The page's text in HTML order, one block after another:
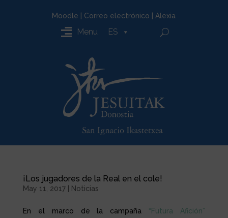
Moodle Correo electrónico Alexia
Menu ES
¡Los jugadores de la Real en el cole!
May 11, 2017| Noticias
En el marco de la campaña “Futura Afición”